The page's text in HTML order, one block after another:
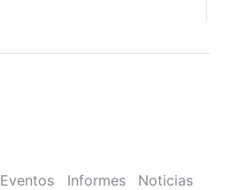
Eventos Informes
Noticias